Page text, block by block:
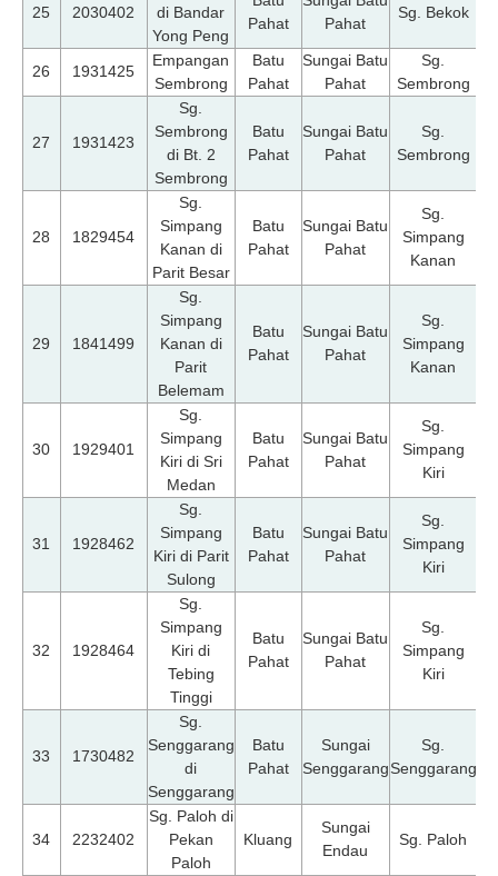
25 2030402
di Bandar
Yong Peng
Pahat
Pahat
Sg. Bekok
26 1931425
Empangan
Sembrong
Batu
Pahat
Sungai Batu
Pahat
Sg.
Sembrong
27 1931423
Sg.
Sembrong
di Bt. 2
Sembrong
Batu
Pahat
Sungai Batu
Pahat
Sg.
Sembrong
28 1829454
Sg.
Simpang
Kanan di
Parit Besar
Batu
Pahat
Sungai Batu
Pahat
Sg.
Simpang
Kanan
29 1841499
Sg.
Simpang
Kanan di
Parit
Belemam
Batu
Pahat
Sungai Batu
Pahat
Sg.
Simpang
Kanan
30 1929401
Sg.
Simpang
Kiri di Sri
Medan
Batu
Pahat
Sungai Batu
Pahat
Sg.
Simpang
Kiri
31 1928462
Sg.
Simpang
Kiri di Parit
Sulong
Batu
Pahat
Sungai Batu
Pahat
Sg.
Simpang
Kiri
32 1928464
Sg.
Simpang
Kiri di
Tebing
Tinggi
Batu
Pahat
Sungai Batu
Pahat
Sg.
Simpang
Kiri
33 1730482
Sg.
Senggarang
di
Senggarang
Batu
Pahat
Sungai
Senggarang
Sg.
Senggarang
34 2232402
Sg. Paloh di
Pekan
Paloh
Kluang
Sungai
Endau
Sg. Paloh